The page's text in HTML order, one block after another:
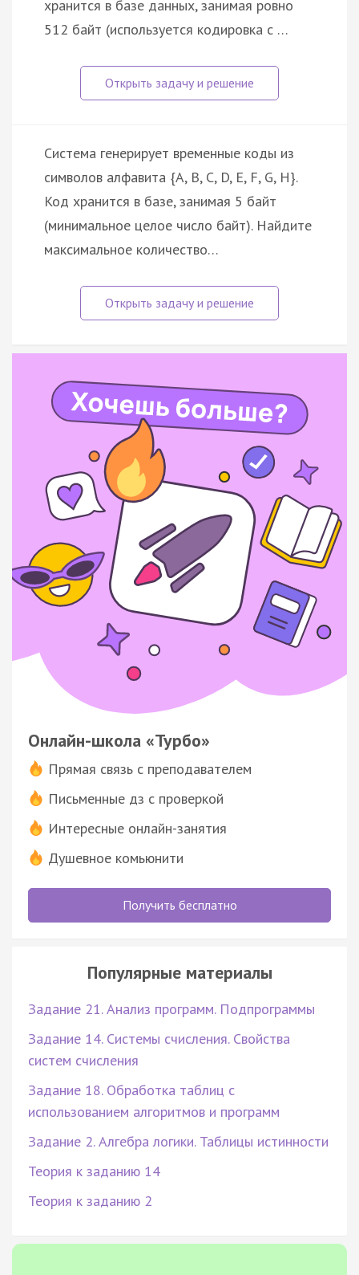
хранится в базе данных, занимая ровно
512 байт (используется кодировка с …
Система генерирует временные коды из
символов алфавита {A, B, C, D, E, F, G, H}.
Код хранится в базе, занимая 5 байт
(минимальное целое число байт). Найдите
максимальное количество…
Онлайн-школа «Турбо»
Прямая связь с преподавателем
Письменные дз с проверкой
Интересные онлайн-занятия
Душевное комьюнити
Получить бесплатно
Популярные материалы
Задание 21. Анализ программ. Подпрограммы
Задание 14. Системы счисления. Свойства
систем счисления
Задание 18. Обработка таблиц с
использованием алгоритмов и программ
Задание 2. Алгебра логики. Таблицы истинности
Теория к заданию 14
Теория к заданию 2